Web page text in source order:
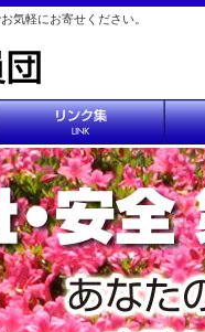
気軽にお寄せください。